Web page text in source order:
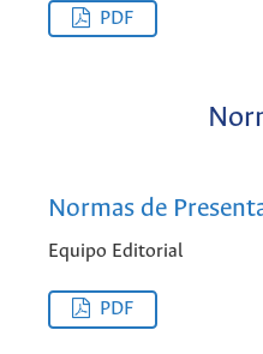
PDF
Normas de
Equipo Editorial
PDF